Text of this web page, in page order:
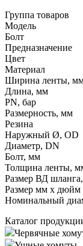
Группа товаров
Модель
Болт
Предназначение
Цвет
Материал
Ширина ленты,
Длина, мм
PN, бар
Размерность, мм
Резина
Наружный Ø, OD
Диаметр, DN
Болт, мм
Толщина ленты,
Размер ВД
Размер мм x дюйм
Номинальный
Каталог
Червячные